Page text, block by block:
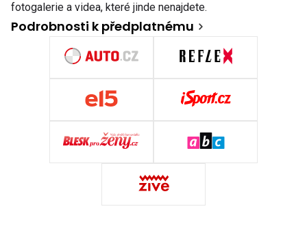
fotogalerie a videa, které jinde nenajdete.
Podrobnosti k předplatnému